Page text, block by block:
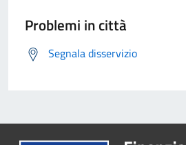
Problemi in città
Segnala disservizio